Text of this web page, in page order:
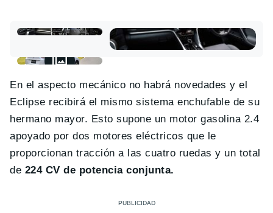
En el aspecto mecánico no habrá novedades y el
Eclipse recibirá el mismo sistema enchufable de su
hermano mayor. Esto supone un motor gasolina 2.4
apoyado por dos motores eléctricos que le
proporcionan tracción a las cuatro ruedas y un total
de 224 CV de potencia conjunta.